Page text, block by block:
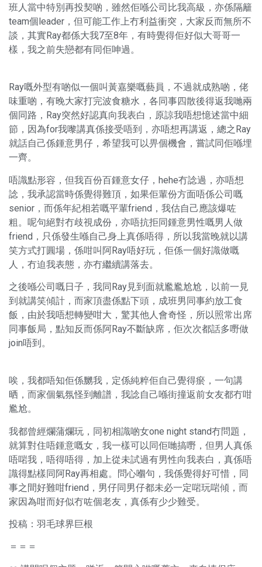
班人當中特別再投契啲，雖然佢喺公司比我高級，亦係隔籬
team個leader，但可能工作上冇利益衝突，大家反而無所不
談，其實Ray都係大我7至8年，有時覺得佢好似大哥哥一
樣，我之前失戀都有同佢呻過。
Ray嘅外型有啲似一個叫黃嘉樂嘅藝員，不過就成熟啲，佬
味重啲，有晚大家打完波食糖水，各同事四散後得返我哋兩
個同路，Ray突然好認真向我表白，原諒我唔想憶述當中細
節，因為for我嚟講真係接受唔到，亦唔想再講返，總之Ray
就話自己係鍾意男仔，希望我可以畀個機會，嘗試同佢喺埋
一齊。
唔識點形容，但我百份百鍾意女仔，hehe冇諗過，亦唔想
諗，我承認當時係覺得難頂，如果佢輩份方面唔係公司嘅
senior，而係年紀相若嘅平輩friend，我估自己應該爆咗
粗。呢句絕對冇歧視成份，亦唔抗拒同鍾意男性嘅男人做
friend，只係發生喺自己身上真係唔得，所以我當晚就以講
笑方式打圓場，係咁叫阿Ray唔好玩，佢係一個好識做嘅
人，冇迫我表態，亦冇繼續講落去。
之後喺公司嘅日子，我同Ray見到面就尷尷尬尬，以前一見
到就講笑傾計，而家頂盡係點下頭，成班男同事約放工食
飯，由於我唔想轉變咁大，驚其他人會奇怪，所以照常出席
同事飯局，點知反而係阿Ray不斷缺席，佢次次都話多嘢做
join唔到。
唉，我都唔知佢係嬲我，定係純粹佢自己覺得瘀，一句講
晒，而家個氣氛怪到離譜，我諗自己喺街撞返前女友都冇咁
尷尬。
我都曾經爛蒲爛玩，同初相識啲女one night stand冇問題，
就算對住唔鍾意嘅女，我一樣可以同佢哋搞嘢，但男人真係
唔啱我，唔得唔得，加上從未試過有男性向我表白，真係唔
識得點樣同阿Ray再相處。問心嗰句，我係覺得好可惜，同
事之間好難咁friend，男仔同男仔都未必一定啱玩啱傾，而
家因為咁而好似冇咗個老友，真係有少少難受。
投稿：羽毛球界巨根
＝＝＝